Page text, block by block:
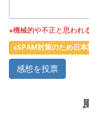
※機械的や不正と思われ
※SPAM対策のため日